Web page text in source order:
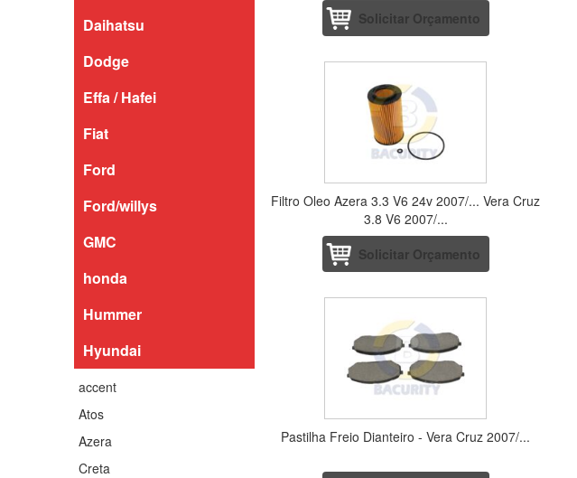
Daihatsu
Dodge
Effa / Hafei
Fiat
Ford
Ford/willys
GMC
honda
Hummer
Hyundai
accent
Atos
Azera
Creta
Solicitar Orçamento
Filtro Oleo Azera 3.3 V6 24v 2007/... Vera Cruz
3.8 V6 2007/...
Solicitar Orçamento
Pastilha Freio Dianteiro - Vera Cruz 2007/...